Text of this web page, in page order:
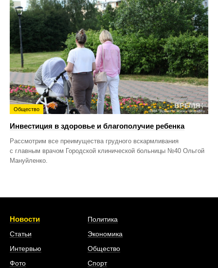
Общество
Инвестиция в здоровье и благополучие ребенка
Рассмотрим все преимущества грудного вскармливания
с главным врачом Городской клинической больницы №40 Ольгой
Мануйленко.
Новости
Статьи
Интервью
Фото
Политика
Экономика
Общество
Спорт